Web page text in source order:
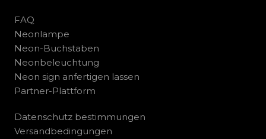
FAQ
Neonlampe
Neon-Buchstaben
Neonbeleuchtung
Neon sign anfertigen lassen
Partner-Plattform
Datenschutz bestimmungen
Versandbedingungen